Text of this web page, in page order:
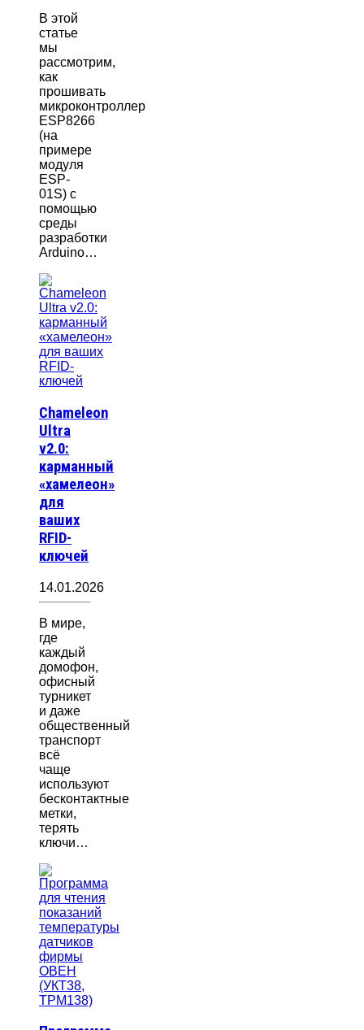
В этой
статье
мы
рассмотрим,
как
прошивать
микроконтроллер
ESP8266
(на
примере
модуля
ESP-
01S) с
помощью
среды
разработки
Arduino…
Chameleon
Ultra
v2.0:
карманный
«хамелеон»
для
ваших
RFID-
ключей
14.01.2026
В мире,
где
каждый
домофон,
офисный
турникет
и даже
общественный
транспорт
всё
чаще
используют
бесконтактные
метки,
терять
ключи…